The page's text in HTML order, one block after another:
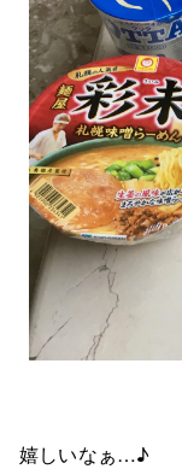
嬉しいなぁ…♪